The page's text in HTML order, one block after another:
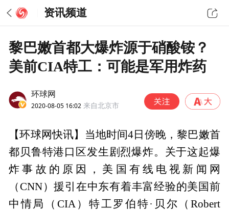
资讯频道
黎巴嫩首都大爆炸源于硝酸铵？
美前CIA特工：可能是军用炸药
环球网
2020-08-05 16:02 来自北京市
【环球网快讯】当地时间4日傍晚，黎巴嫩首
都贝鲁特港口区发生剧烈爆炸。关于这起爆
炸事故的原因，美国有线电视新闻网
（CNN）援引在中东有着丰富经验的美国前
中情局（CIA）特工罗伯特·贝尔（Robert